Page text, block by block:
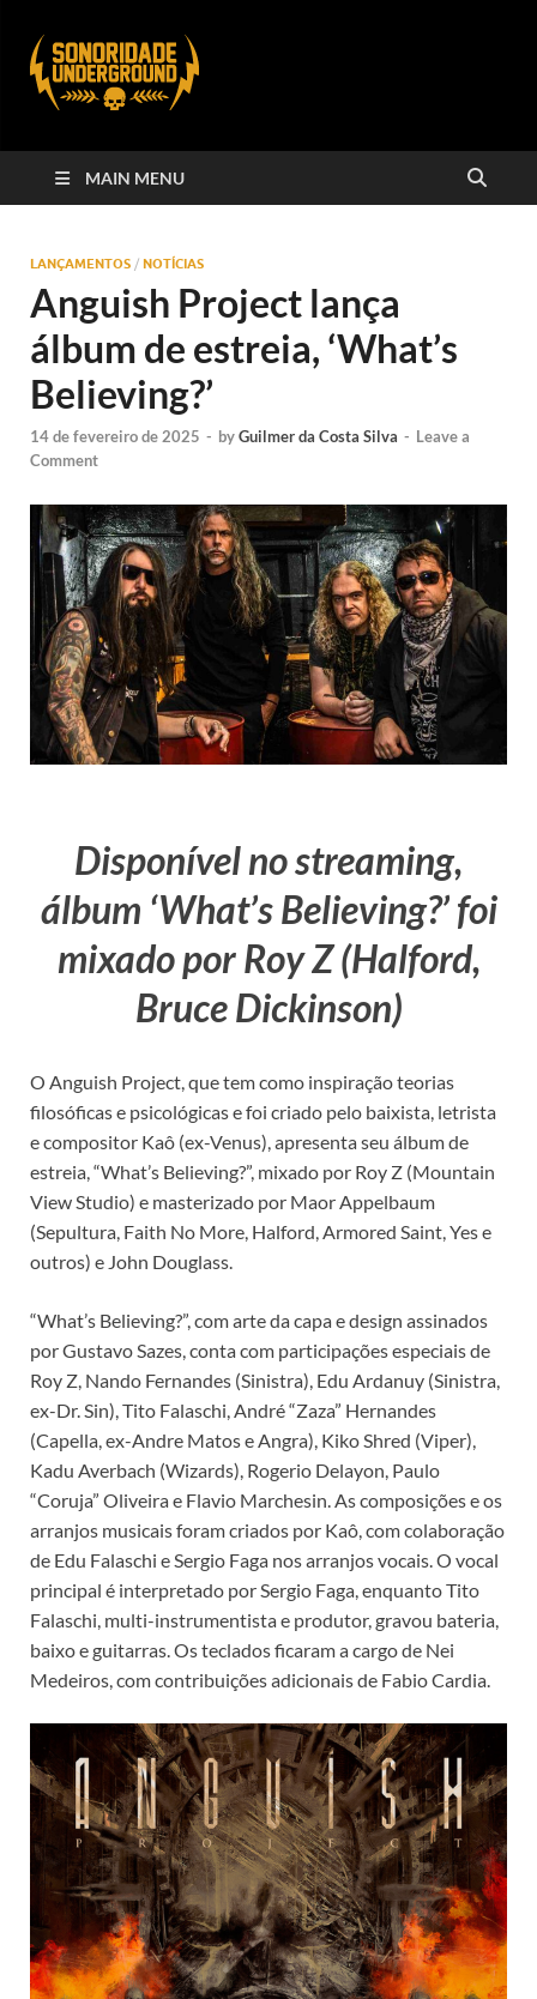
MAIN MENU
LANÇAMENTOS / NOTÍCIAS
Anguish Project lança
álbum de estreia, ‘What’s
Believing?’
14 de fevereiro de 2025 - byGuilmer da Costa Silva - Leave a
Comment
Disponível no streaming,
álbum ‘What’s Believing?’ foi
mixado por Roy Z (Halford,
Bruce Dickinson)
O Anguish Project, que tem como inspiração teorias
filosóficas e psicológicas e foi criado pelo baixista, letrista
e compositor Kaô (ex-Venus), apresenta seu álbum de
estreia, “What’s Believing?”, mixado por Roy Z (Mountain
View Studio) e masterizado por Maor Appelbaum
(Sepultura, Faith No More, Halford, Armored Saint, Yes e
outros) e John Douglass.
“What’s Believing?”, com arte da capa e design assinados
por Gustavo Sazes, conta com participações especiais de
Roy Z, Nando Fernandes (Sinistra), Edu Ardanuy (Sinistra,
ex-Dr. Sin), Tito Falaschi, André “Zaza” Hernandes
(Capella, ex-Andre Matos e Angra), Kiko Shred (Viper),
Kadu Averbach (Wizards), Rogerio Delayon, Paulo
“Coruja” Oliveira e Flavio Marchesin. As composições e os
arranjos musicais foram criados por Kaô, com colaboração
de Edu Falaschi e Sergio Faga nos arranjos vocais. O vocal
principal é interpretado por Sergio Faga, enquanto Tito
Falaschi, multi-instrumentista e produtor, gravou bateria,
baixo e guitarras. Os teclados ficaram a cargo de Nei
Medeiros, com contribuições adicionais de Fabio Cardia.